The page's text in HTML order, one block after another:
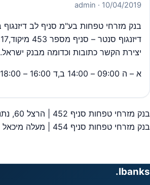
10/04/2019
· admin
יצירת הקשר כתובות וכדומה מבנק ישראל.
א – ה 09:00 – 14:00 ב,ד 16:00 – 18:00
ניווט
בנק מזרחי טפחות סניף 452 | הרצל 60, נתניה
בנק מזרחי טפחות סניף 454 | מעלה מיכאל 5, אלון שבות
Ibanks.